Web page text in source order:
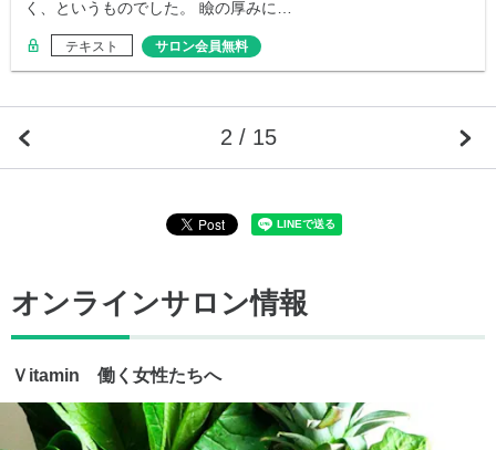
く、というものでした。 瞼の厚みに…
テキスト サロン会員無料
2 / 15
オンラインサロン情報
Ｖitamin 働く女性たちへ